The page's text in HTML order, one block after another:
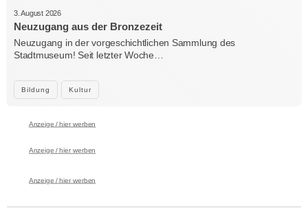
Bildung Kultur
3. August 2026
Neuzugang aus der Bronzezeit
Neuzugang in der vorgeschichtlichen Sammlung des
Stadtmuseum! Seit letzter Woche…
Anzeige / hier werben
Anzeige / hier werben
Anzeige / hier werben